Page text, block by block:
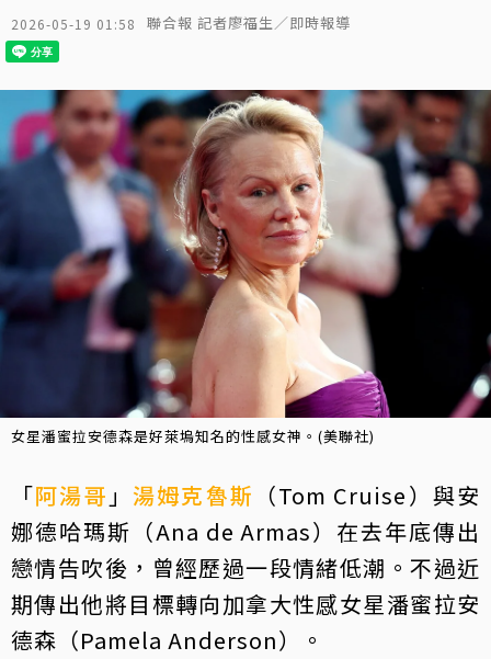
2026-05-19 01:58 聯合報 記者廖福生／即時報導
女星潘蜜拉安德森是好萊塢知名的性感女神。(美聯社)
「阿湯哥 」 湯姆克魯斯 （Tom Cruise）與安
娜德哈瑪斯（Ana de Armas）在去年底傳出
戀情告吹後，曾經歷過一段情緒低潮。不過近
期傳出他將目標轉向加拿大性感女星潘蜜拉安
德森（Pamela Anderson）。